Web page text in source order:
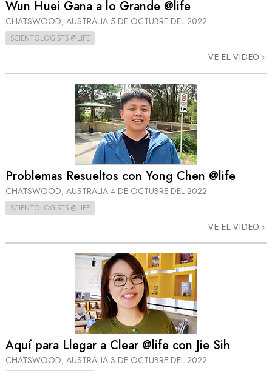
Wun Huei Gana a lo Grande @life
CHATSWOOD, AUSTRALIA 5 DE OCTUBRE DEL 2022
SCIENTOLOGISTS @LIFE
VE EL VIDEO
Problemas Resueltos con Yong Chen @life
CHATSWOOD, AUSTRALIA 4 DE OCTUBRE DEL 2022
SCIENTOLOGISTS @LIFE
VE EL VIDEO
Aquí para Llegar a Clear @life con Jie Sih
CHATSWOOD, AUSTRALIA 3 DE OCTUBRE DEL 2022